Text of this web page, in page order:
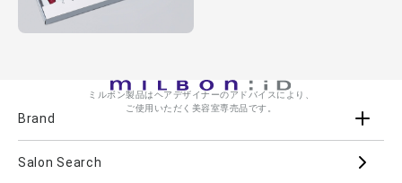
ミルボン製品はヘアデザイナーのアドバイスにより、
ご使用いただく美容室専売品です。
Brand
Salon Search